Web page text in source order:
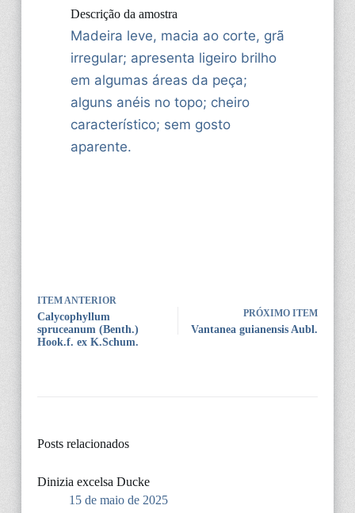
Descrição da amostra
Madeira leve, macia ao corte, grã
irregular; apresenta ligeiro brilho
em algumas áreas da peça;
alguns anéis no topo; cheiro
característico; sem gosto
aparente.
ITEM ANTERIOR
Calycophyllum
spruceanum (Benth.)
Hook.f. ex K.Schum.
PRÓXIMO ITEM
Vantanea guianensis Aubl.
Posts relacionados
Dinizia excelsa Ducke
15 de maio de 2025